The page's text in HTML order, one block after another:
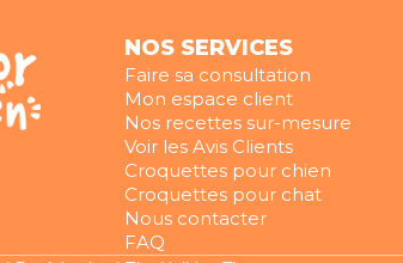
NOS SERVICES
Faire sa consultation
Mon espace client
Nos recettes sur-mesure
Voir les Avis Clients
Croquettes pour chien
Croquettes pour chat
Nous contacter
FAQ